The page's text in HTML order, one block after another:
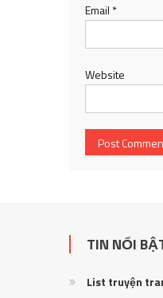
Email *
Website
TIN NỔI
List truyện